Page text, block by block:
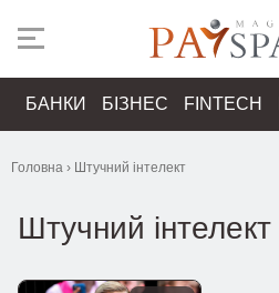
БАНКИ БІЗНЕС FINTECH
Головна › Штучний інтелект
Штучний інтелект